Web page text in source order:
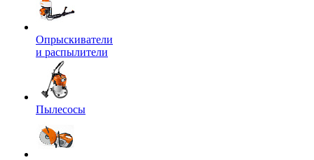
Опрыскиватели
и распылители
Пылесосы